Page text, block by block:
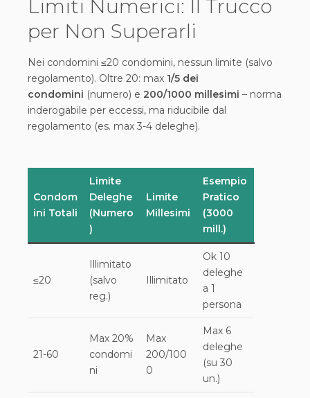
Limiti Numerici: Il Trucco
per Non Superarli
Nei condomini ≤20 condomini, nessun limite (salvo
regolamento). Oltre 20: max 1/5 dei
condomini (numero) e 200/1000 millesimi – norma
inderogabile per eccessi, ma riducibile dal
regolamento (es. max 3-4 deleghe).
Condom
ini Totali
Limite
Deleghe
(Numero
)
Limite
Millesimi
Esempio
Pratico
(3000
mill.)
≤20
Illimitato
(salvo
reg.)
Illimitato
Ok 10
deleghe
a 1
persona
21-60
Max 20%
condomi
ni
Max
200/100
0
Max 6
deleghe
(su 30
un.)